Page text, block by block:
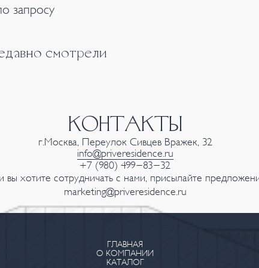
запросу
смотрели
КОНТАКТЫ
г.Москва, Переулок Сивцев Вражек, 32
info@priveresidence.ru
+7 (980) 499-83-32
вы хотите сотрудничать с нами, присылайте
marketing@priveresidence.ru
ГЛАВНАЯ
О КОМПАНИИ
КАТАЛОГ